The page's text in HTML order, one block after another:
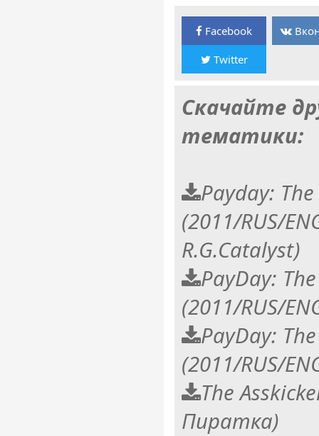
Facebook
Twitter
Скачайте
тематики:
Payday:
(2011/RUS/
R.G.Catalyst)
PayDay:
(2011/RUS/
PayDay:
(2011/RUS/
The
Пиратка)